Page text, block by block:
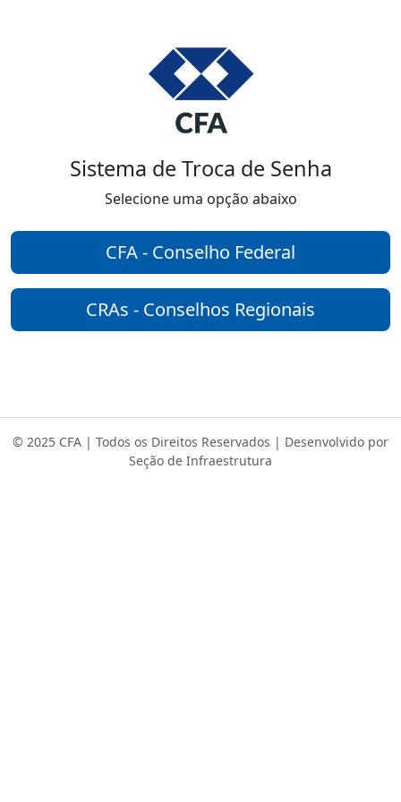
Sistema de Troca de Senha
Selecione uma opção abaixo
CFA - Conselho Federal
CRAs - Conselhos Regionais
© 2025 CFA | Todos os Direitos Reservados | Desenvolvido por
Seção de Infraestrutura